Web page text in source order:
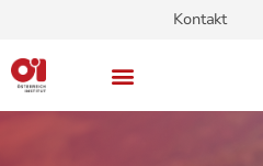
Kontakt